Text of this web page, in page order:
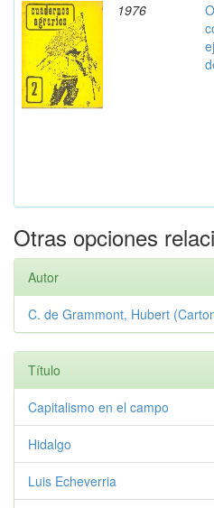
1976
Otras opciones
Autor
C. de Grammont, Hubert
Título
Capitalismo en el campo
Hidalgo
Luis Echeverria